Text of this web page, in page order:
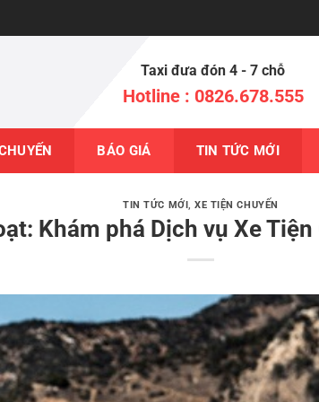
Taxi đưa đón 4 - 7 chỗ
Hotline : 0826.678.555
BÁO GIÁ TIN TỨC MỚI
TIN TỨC MỚI,XE TIỆN CHUYẾN
Khám phá Dịch vụ Xe